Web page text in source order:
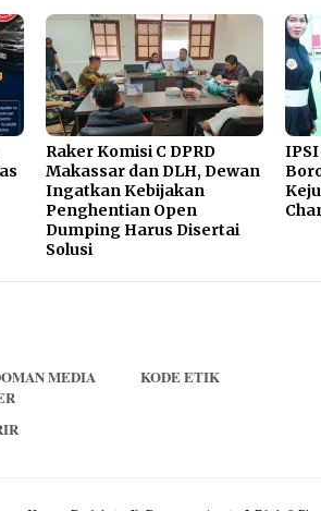
Raker Komisi C DPRD
Makassar dan DLH, Dewan
Ingatkan Kebijakan
Penghentian Open
Dumping Harus Disertai
Solusi
MEDIA
KODE ETIK